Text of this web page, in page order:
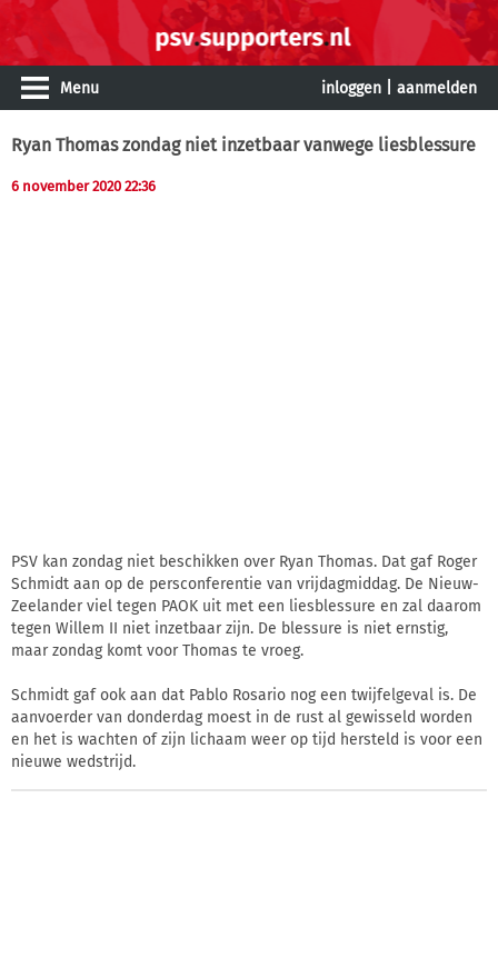
Menu inloggen aanmelden
Ryan Thomas zondag niet inzetbaar vanwege liesblessure
6 november 2020 22:36
PSV kan zondag niet beschikken over Ryan Thomas. Dat gaf Roger
Schmidt aan op de persconferentie van vrijdagmiddag. De Nieuw-
Zeelander viel tegen PAOK uit met een liesblessure en zal daarom
tegen Willem II niet inzetbaar zijn. De blessure is niet ernstig,
maar zondag komt voor Thomas te vroeg.
Schmidt gaf ook aan dat Pablo Rosario nog een twijfelgeval is. De
aanvoerder van donderdag moest in de rust al gewisseld worden
en het is wachten of zijn lichaam weer op tijd hersteld is voor een
nieuwe wedstrijd.